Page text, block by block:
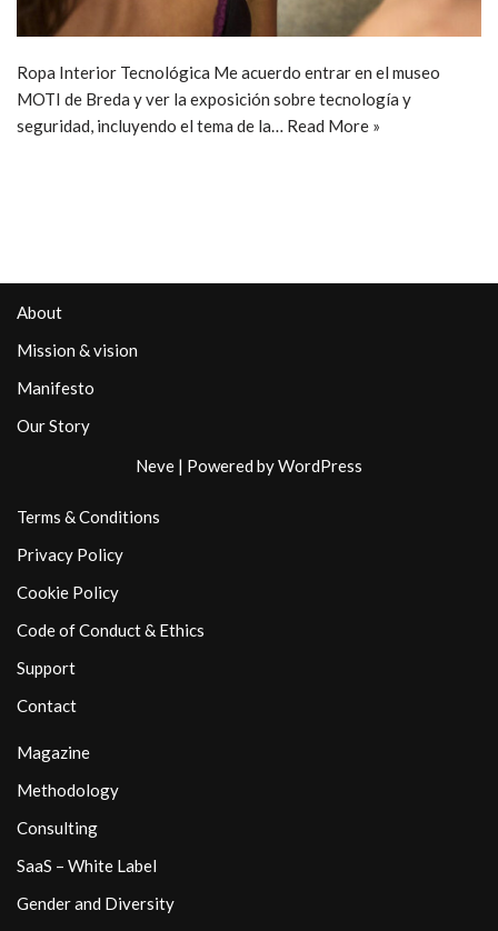
Ropa Interior Tecnológica Me acuerdo entrar en el museo
MOTI de Breda y ver la exposición sobre tecnología y
seguridad, incluyendo el tema de la… Read More »
About
Mission & vision
Manifesto
Our Story
Neve | Powered byWordPress
Terms & Conditions
Privacy Policy
Cookie Policy
Code of Conduct & Ethics
Support
Contact
Magazine
Methodology
Consulting
SaaS – White Label
Gender and Diversity